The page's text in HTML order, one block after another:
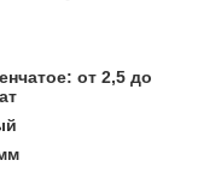
от 2,5 до